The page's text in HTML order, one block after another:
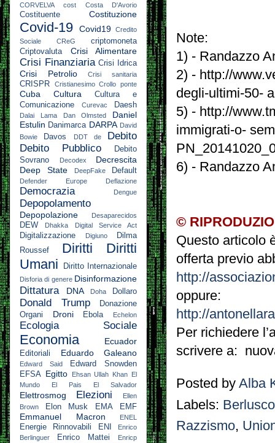
Note:
1) - Randazzo
2) - http://
degli-ultimi-50-
5) - http://
immigrati-o-
6) - Randazzo
©
Questo articolo
offerta previo
http://
oppure:
http://
Per richiedere
scrivere a:
Posted by Alba
Labels:
Razzismo,
CORVELVA
cost Costa D'Avorio
Costituente Costituzione
Covid-19 Covid19
Credito
Sociale
CReG
criptomoneta
Criptovaluta
Crisi Alimentare
Crisi Finanziaria Crisi Idrica
Crisi Petrolio Crisi sanitaria
CRISPR Cristianesimo Crollo ponte
Cuba Cultura
Cultura e
Comunicazione
Curevac Daesh
Dalai Lama Dan Olmsted
Daniel
Estulin Danimarca DARPA David
Bowie
Davos DDT de
Debito
Debito Pubblico
Debito
Sovrano
Decodex
Decrescita
Deep State
DeepFake Default
Defender Europe Deflazione
Democrazia Dengue
Depopolamento
Depopolazione Desaparecidos
DEW Dhakka Digital Service Act
Digitalizzazione Digiuno
Dilma
Roussef
Diritti
Diritti
Umani
Diritto Internazionale
Disforia di genere Disinformazione
Dittatura DNA Doha Dollaro
Donald Trump
Donazione
Organi
Droni Ebola Echelon
Ecologia Sociale
Economia Ecuador
Editoriali Eduardo Galeano
Edward Said
Edward Snowden
EFSA Egitto Ehsan Ullah Khan El
Mundo
El Pais El Salvador
Elettrosmog Elezioni
Ellen
Brown
Elon Musk EMA EMF
Emmanuel Macron ENEL
Energie Rinnovabili ENI
Enrico
Berlinguer
Enrico Mattei
Enricp